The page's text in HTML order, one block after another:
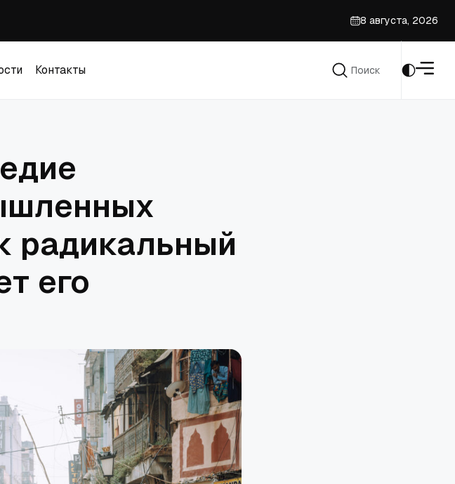
месяце
законы штатов, защищающие женский спорт
8 августа, 2026
Контакты
Поиск
радикальный
его